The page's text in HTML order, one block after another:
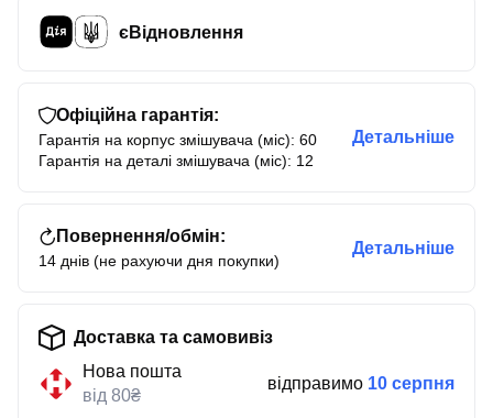
єВідновлення
Офіційна гарантія:
Гарантія на корпус змішувача (міс): 60
Гарантія на деталі змішувача (міс): 12
Детальніше
Повернення/обмін:
14 днів (не рахуючи дня покупки)
Детальніше
Доставка та самовивіз
Нова пошта
від 80₴
відправимо 10 серпня